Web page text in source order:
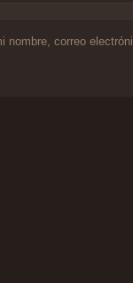
nombre, correo